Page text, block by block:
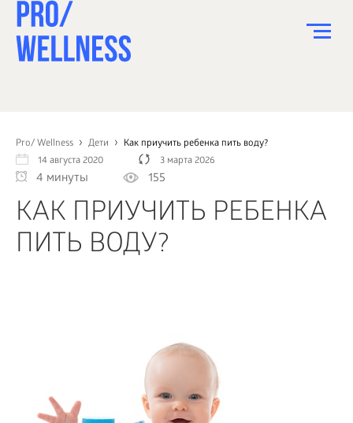
Pro/ Wellness Дети
Как приучить ребенка пить воду?
14 августа 2020
3 марта 2026
4 минуты 155
КАК ПРИУЧИТЬ РЕБЕНКА
ПИТЬ ВОДУ?
СПОРТ
ЗДОРОВЬЕ
КРАСОТА
ПСИХОЛОГИЯ